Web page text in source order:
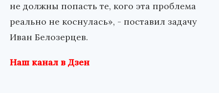
не должны попасть те, кого эта проблема
реально не коснулась», - поставил задачу
Иван Белозерцев.
Наш канал в Дзен